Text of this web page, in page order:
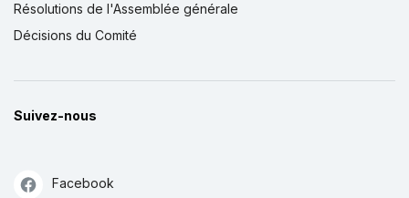
Résolutions de l'Assemblée générale
Décisions du Comité
Suivez-nous
Facebook